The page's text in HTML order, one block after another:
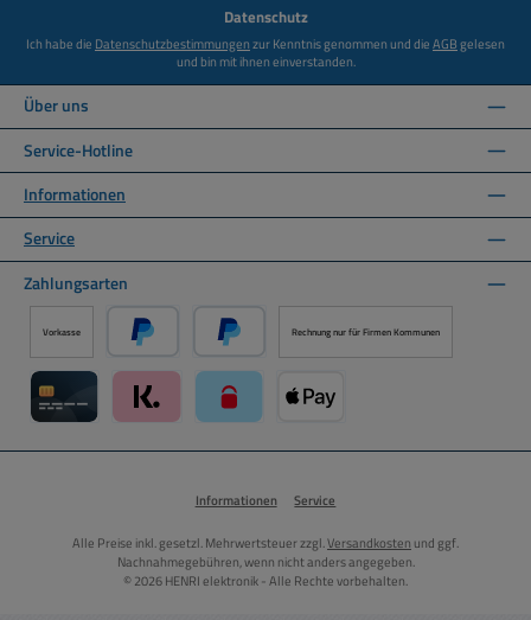
Datenschutz
Ich habe die Datenschutzbestimmungenzur Kenntnis genommen und dieAGBgelesen
und bin mit ihnen einverstanden.
Über uns
Service-Hotline
Informationen
Service
Zahlungsarten
Vorkasse
PayPal Später Bezahlen über PayPal
Rechnung nur für Firmen Kommunen
Informationen Service
Alle Preise inkl. gesetzl. Mehrwertsteuer zzgl.Versandkosten und ggf.
Nachnahmegebühren, wenn nicht anders angegeben.
© 2026 HENRI elektronik - Alle Rechte vorbehalten.